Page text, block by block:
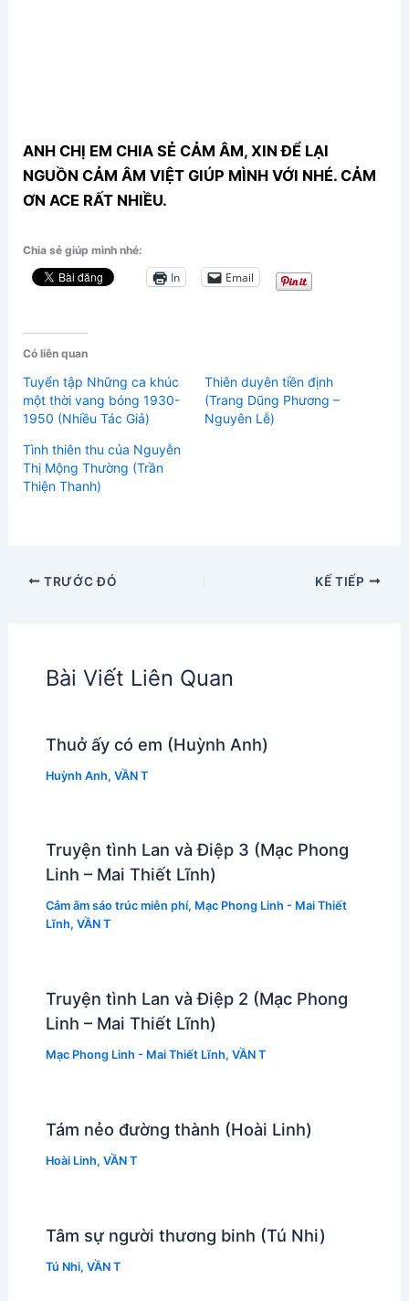
ANH CHỊ EM CHIA SẺ CẢM ÂM, XIN ĐỂ LẠI
NGUỒN CẢM ÂM VIỆT GIÚP MÌNH VỚI NHÉ. CẢM
ƠN ACE RẤT NHIỀU.
Chia sẻ giúp mình nhé:
In Email
Có liên quan
Tuyển tập Những ca khúc
một thời vang bóng 1930-
1950 (Nhiều Tác Giả)
Thiên duyên tiền định
(Trang Dũng Phương –
Nguyên Lễ)
Tình thiên thu của Nguyễn
Thị Mộng Thường (Trần
Thiện Thanh)
TRƯỚC ĐÓ KẾ TIẾP
Bài Viết Liên Quan
Thuở ấy có em (Huỳnh Anh)
Huỳnh Anh, VẦN T
Truyện tình Lan và Điệp 3 (Mạc Phong
Linh – Mai Thiết Lĩnh)
Cảm âm sáo trúc miễn phí, Mạc Phong Linh - Mai Thiết
Lĩnh, VẦN T
Truyện tình Lan và Điệp 2 (Mạc Phong
Linh – Mai Thiết Lĩnh)
Mạc Phong Linh - Mai Thiết Lĩnh, VẦN T
Tám nẻo đường thành (Hoài Linh)
Hoài Linh, VẦN T
Tâm sự người thương binh (Tú Nhi)
Tú Nhi, VẦN T